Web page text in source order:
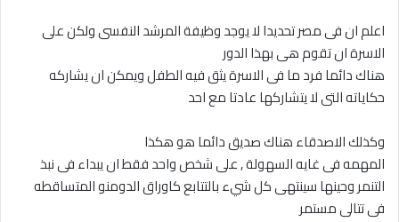
اعلم ان فى مصر تحديدا لا يوجد وظيفة المرشد النفسى ولكن على
الاسرة ان تقوم هى بهذا الدور
هناك دائما فرد ما فى الاسرة يثق فيه الطفل ويمكن ان يشاركه
حكاياته التى لا يتشاركها عادتا مع احد
وكذلك الاصدقاء هناك صديق دائما هو هكذا
المهمه فى غايه السهولة , على شخص واحد فقط ان يبداء فى نبذ
التنمر وحينها سينتهى كل شيء بالتتابع كاوراق الدومنو المتساقطه
فى تتالى مستمر